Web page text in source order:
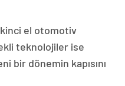
ikinci el otomotiv
teknolojiler ise
bir dönemin kapısını